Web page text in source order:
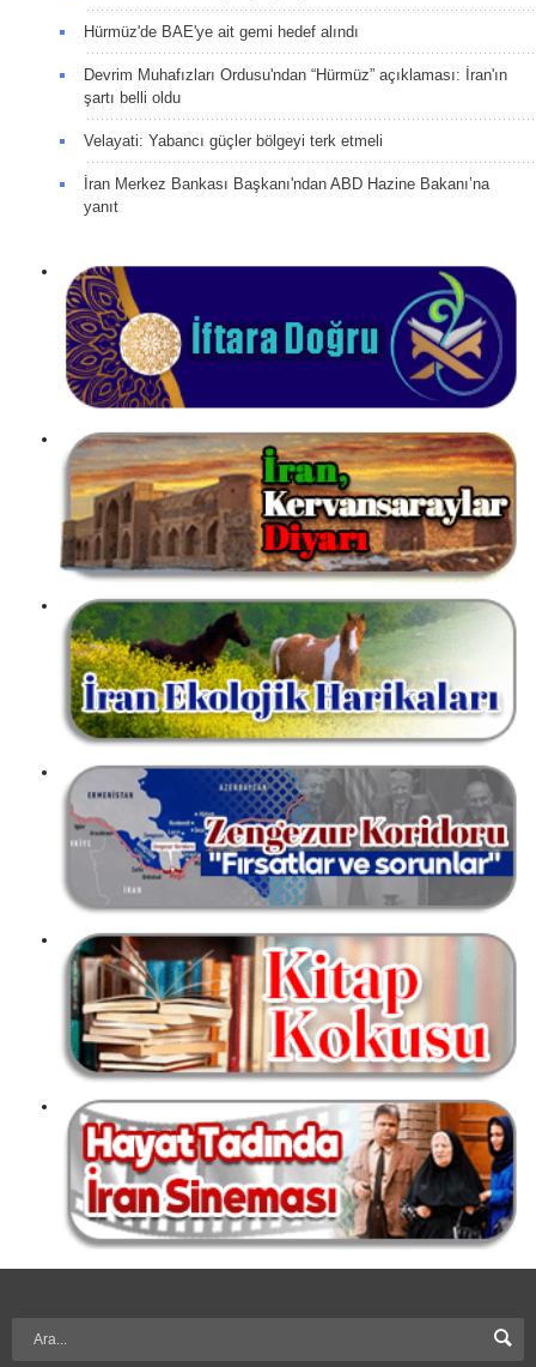
Hürmüz'de BAE'ye ait gemi hedef alındı
Devrim Muhafızları Ordusu'ndan “Hürmüz” açıklaması: İran'ın
şartı belli oldu
Velayati: Yabancı güçler bölgeyi terk etmeli
İran Merkez Bankası Başkanı'ndan ABD Hazine Bakanı’na
yanıt